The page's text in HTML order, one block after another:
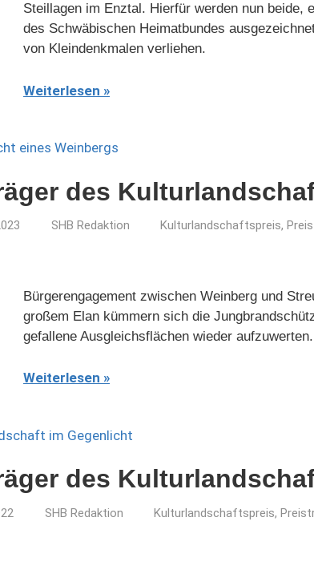
Steillagen im Enztal. Hierfür werden nun
des Schwäbischen Heimatbundes
von Kleindenkmalen verliehen.
Weiterlesen
des
SHB Redaktion Kulturlandschaftspreis,
Bürgerengagement zwischen Weinberg und
großem Elan kümmern sich die
gefallene Ausgleichsflächen wieder
Weiterlesen
des
SHB Redaktion Kulturlandschaftspreis,